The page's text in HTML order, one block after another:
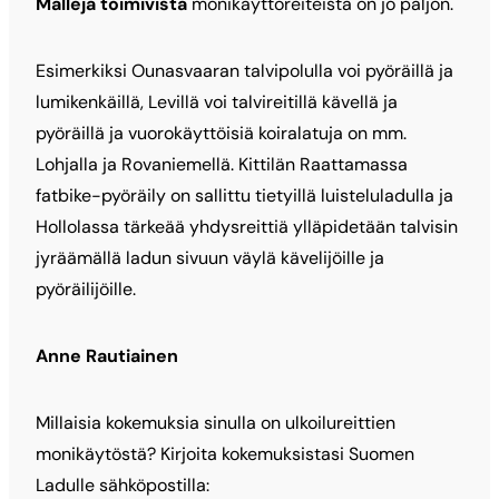
Esimerkiksi Ounasvaaran talvipolulla voi pyöräillä ja
lumikenkäillä, Levillä voi talvireitillä kävellä ja
pyöräillä ja vuorokäyttöisiä koiralatuja on mm.
Lohjalla ja Rovaniemellä. Kittilän Raattamassa
fatbike-pyöräily on sallittu tietyillä luisteluladulla ja
Hollolassa tärkeää yhdysreittiä ylläpidetään talvisin
jyräämällä ladun sivuun väylä kävelijöille ja
pyöräilijöille.
Anne Rautiainen
Millaisia kokemuksia sinulla on ulkoilureittien
monikäytöstä? Kirjoita kokemuksistasi Suomen
Ladulle sähköpostilla: